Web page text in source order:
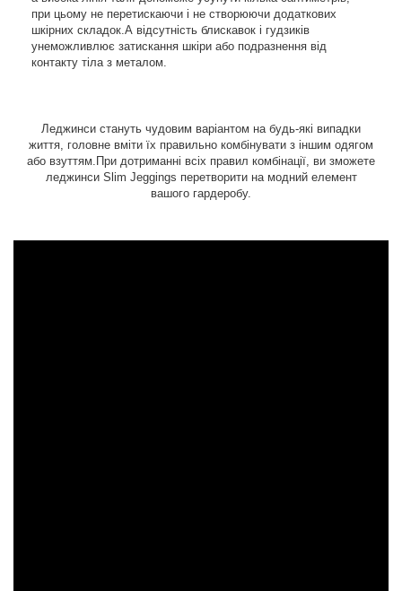
при цьому не перетискаючи і не створюючи додаткових
шкірних складок.А відсутність блискавок і гудзиків
унеможливлює затискання шкіри або подразнення від
контакту тіла з металом.
Леджинси стануть чудовим варіантом на будь-які випадки
життя, головне вміти їх правильно комбінувати з іншим одягом
або взуттям.При дотриманні всіх правил комбінації, ви зможете
леджинси Slim Jeggings перетворити на модний елемент
вашого гардеробу.